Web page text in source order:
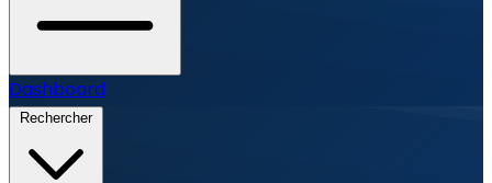
Dashboard
Rechercher